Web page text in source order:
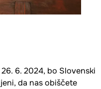
6. 2024, bo Slovenski
da nas obiščete